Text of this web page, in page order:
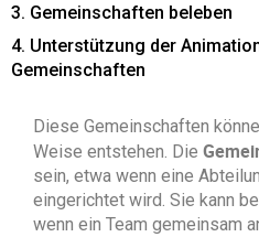
3. Gemeinschaften beleben
4. Unterstützung der
Gemeinschaften
Diese Gemeinschaften
Weise entstehen. Die
sein, etwa wenn eine
eingerichtet wird. Sie kann
wenn ein Team gemeinsam